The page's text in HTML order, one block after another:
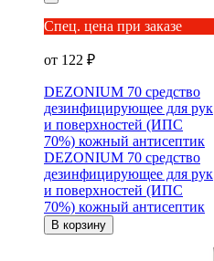
Спец. цена при заказе
от 122 ₽
DEZONIUM 70 средство
дезинфицирующее для рук
и поверхностей (ИПС
70%) кожный антисептик
DEZONIUM 70 средство
дезинфицирующее для рук
и поверхностей (ИПС
70%) кожный антисептик
В корзину